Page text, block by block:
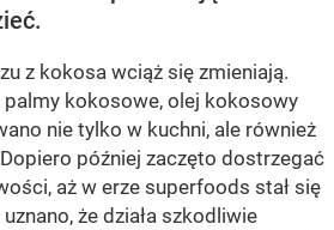
z kokosa wciąż się zmieniają.
palmy kokosowe, olej kokosowy
nie tylko w kuchni, ale również
później zaczęto dostrzegać
aż w erze superfoods stał się
że działa szkodliwie